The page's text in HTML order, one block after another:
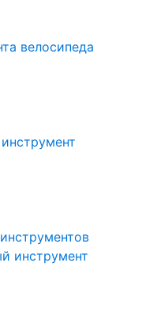
велосипеда
инструмент